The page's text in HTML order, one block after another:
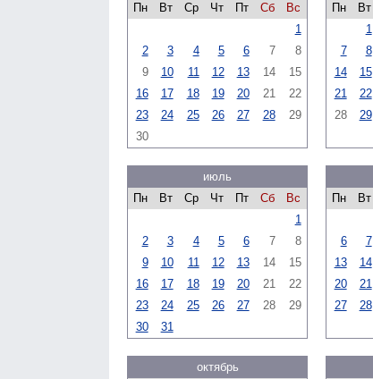
Пн
Вт Ср Чт Пт Сб
Вс
1
2
3 4 5 6 7
8
9
10 11 12 13 14
15
16
17 18 19 20 21
22
23
24 25 26 27 28
29
30
Пн
Вт
1
7
8
14
15
21
22
28
29
июль
Пн
Вт Ср Чт Пт Сб
Вс
1
2
3 4 5 6 7
8
9
10 11 12 13 14
15
16
17 18 19 20 21
22
23
24 25 26 27 28
29
30
31
Пн
Вт
6
7
13
14
20
21
27
28
октябрь